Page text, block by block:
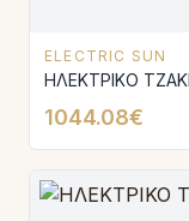
ELECTRIC SUN
ΗΛΕΚΤΡΙΚΟ ΤΖΑΚΙ
1044.08€